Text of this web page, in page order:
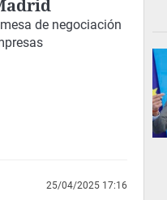
de negociación
25/04/2025 17:16